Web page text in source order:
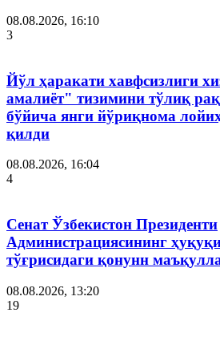
08.08.2026, 16:10
3
Йўл ҳаракати хавфсизлиги
амалиёт" тизимини тўлиқ
бўйича янги йўриқнома
қилди
08.08.2026, 16:04
4
Сенат Ўзбекистон Президенти
Администрациясининг
тўғрисидаги қонунн
08.08.2026, 13:20
19